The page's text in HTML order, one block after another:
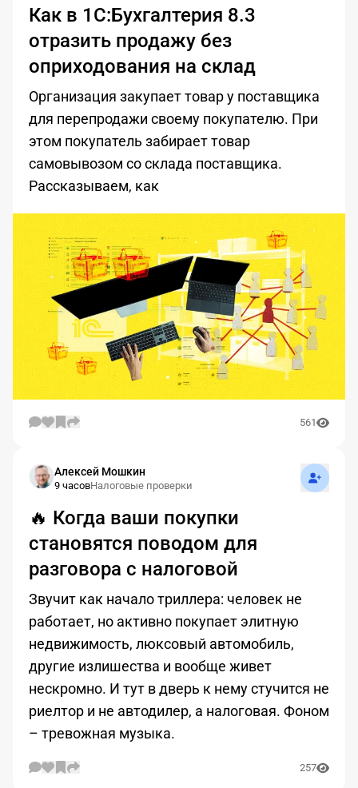
Как в 1С:Бухгалтерия 8.3
отразить продажу без
оприходования на склад
Организация закупает товар у поставщика
для перепродажи своему покупателю. При
этом покупатель забирает товар
самовывозом со склада поставщика.
Рассказываем, как
561
Алексей Мошкин
9 часовНалоговые проверки
🔥 Когда ваши покупки
становятся поводом для
разговора с налоговой
Звучит как начало триллера: человек не
работает, но активно покупает элитную
недвижимость, люксовый автомобиль,
другие излишества и вообще живет
нескромно. И тут в дверь к нему стучится не
риелтор и не автодилер, а налоговая. Фоном
– тревожная музыка.
257